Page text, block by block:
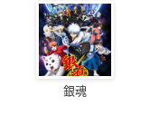
銀魂